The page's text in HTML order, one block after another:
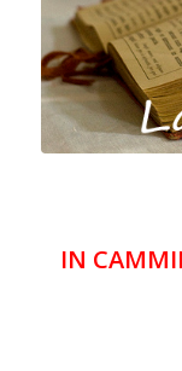
IN